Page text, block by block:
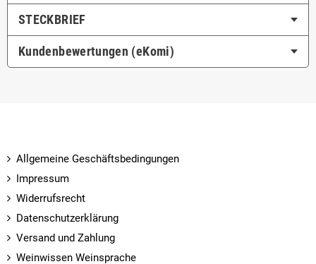
STECKBRIEF
Kundenbewertungen (eKomi)
Allgemeine Geschäftsbedingungen
Impressum
Widerrufsrecht
Datenschutzerklärung
Versand und Zahlung
Weinwissen Weinsprache